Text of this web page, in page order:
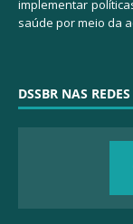
implementar
saúde por meio da
DSSBR NAS